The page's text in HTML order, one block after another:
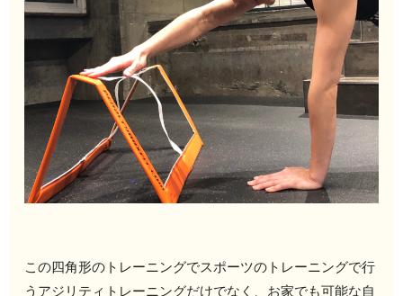
この四角形のトレーニングでスポーツのトレーニングで行
うアジリティトレーニングだけでなく、お家でも可能な自